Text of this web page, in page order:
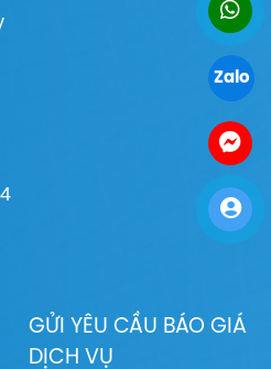
GỬI YÊU CẦU BÁO GIÁ
Zalo